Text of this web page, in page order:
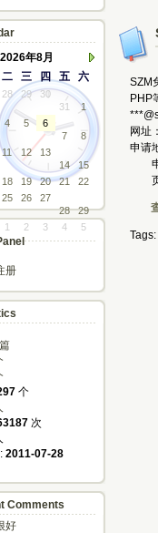
SZM
PHP
网址：
申请
申
页
Tags:
2026年8月
二 三 四 五 六
28 29
30
31
1
4 5
6
7
8
11 12
13
14
15
18 19 20 21
22
25 26
27
28
29
1 2 3 4 5
册
篇
个
次
2011-07-28
Comments
好